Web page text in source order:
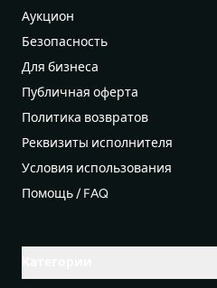
Аукцион
Безопасность
Для бизнеса
Публичная оферта
Политика возвратов
Реквизиты исполнителя
Условия использования
Помощь / FAQ